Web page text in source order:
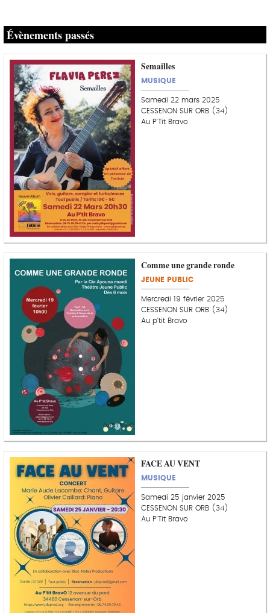
Évènements passés
Semailles
MUSIQUE
Samedi 22 mars 2025
CESSENON SUR ORB (34)
Au P'Tit Bravo
Comme une grande ronde
JEUNE PUBLIC
Mercredi 19 février 2025
CESSENON SUR ORB (34)
Au p'tit Bravo
FACE AU VENT
MUSIQUE
Samedi 25 janvier 2025
CESSENON SUR ORB (34)
Au P'Tit Bravo